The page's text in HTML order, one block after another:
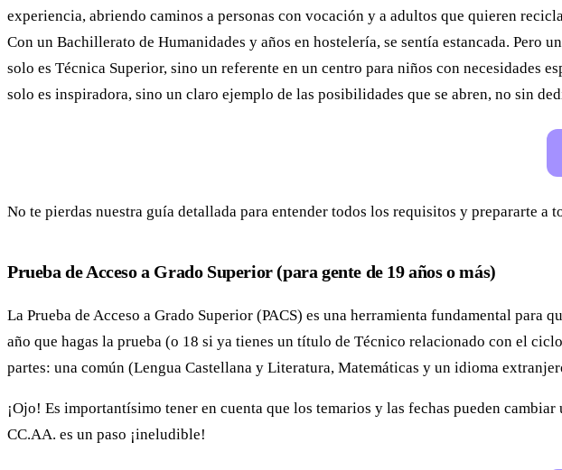
experiencia, abriendo caminos a personas con vocación y a adultos que quieren
Con un Bachillerato de Humanidades y años en hostelería, se sentía estancada. Pero
solo es Técnica Superior, sino un referente en un centro para niños con necesidades
solo es inspiradora, sino un claro ejemplo de las posibilidades que se abren, no sin
No te pierdas nuestra guía detallada para entender todos los requisitos y prepararte a
Prueba de Acceso a Grado Superior (para gente de 19 años o más)
La Prueba de Acceso a Grado Superior (PACS) es una herramienta fundamental para
año que hagas la prueba (o 18 si ya tienes un título de Técnico relacionado con el
partes: una común (Lengua Castellana y Literatura, Matemáticas y un idioma
¡Ojo! Es importantísimo tener en cuenta que los temarios y las fechas pueden
CC.AA. es un paso ¡ineludible!